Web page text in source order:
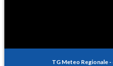
TG Meteo Regionale -